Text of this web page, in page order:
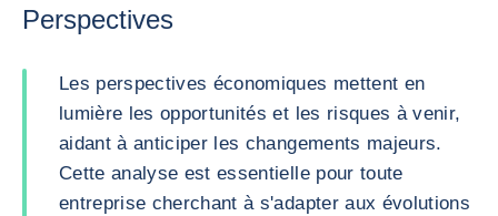
Perspectives
Les perspectives économiques mettent en
lumière les opportunités et les risques à venir,
aidant à anticiper les changements majeurs.
Cette analyse est essentielle pour toute
entreprise cherchant à s'adapter aux évolutions